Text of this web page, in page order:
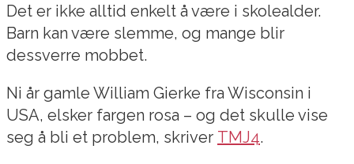
Det er ikke alltid enkelt å være i skolealder.
Barn kan være slemme, og mange blir
dessverre mobbet.
Ni år gamle William Gierke fra Wisconsin i
USA, elsker fargen rosa – og det skulle vise
seg å bli et problem, skriver TMJ4.